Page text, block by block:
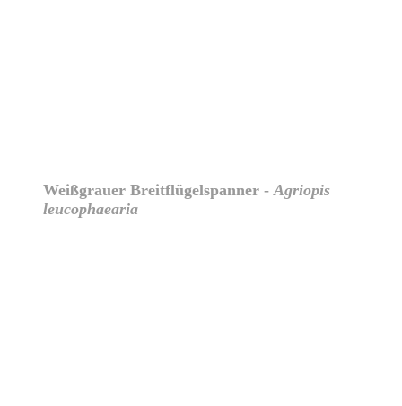
Weißgrauer Breitflügelspanner - Agriopis
leucophaearia